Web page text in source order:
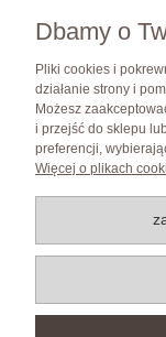
Dbamy o
Pliki cookies i
działanie strony i
Możesz
i przejść do sklepu
preferencji,
Więcej o plikach